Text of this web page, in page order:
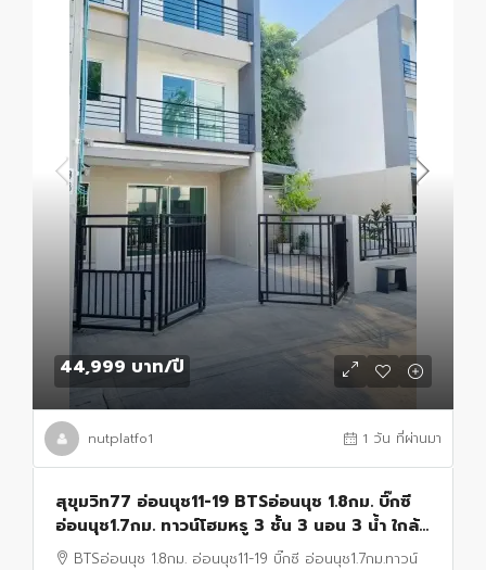
44,999 บาท/ปี
nutplatfo1 1 วัน ที่ผ่านมา
สุขุมวิท77 อ่อนนุช11-19 BTSอ่อนนุช 1.8กม. บิ๊กซี
อ่อนนุช1.7กม. ทาวน์โฮมหรู 3 ชั้น 3 นอน 3 น้ำ ใกล้
รร.อภิญญานานาชาติ 100 ม. 22 ตร.ว.
BTSอ่อนนุช 1.8กม. อ่อนนุช11-19 บิ๊กซี อ่อนนุช1.7กม.ทาวน์